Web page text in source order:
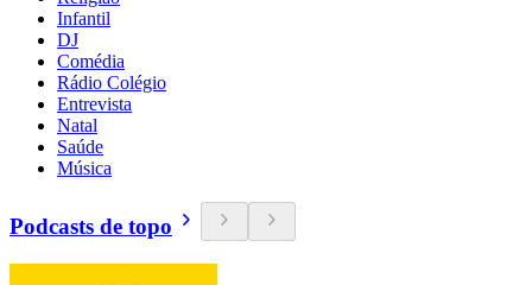
Infantil
DJ
Comédia
Rádio Colégio
Entrevista
Natal
Saúde
Música
Podcasts de topo